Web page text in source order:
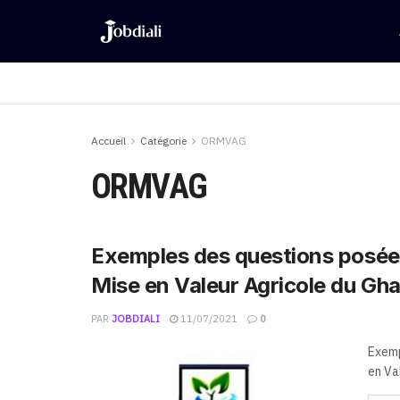
Accueil Catégorie ORMVAG
ORMVAG
Exemples des questions
Mise en Valeur Agricole du
PAR JOBDIALI 11/07/2021 0
en